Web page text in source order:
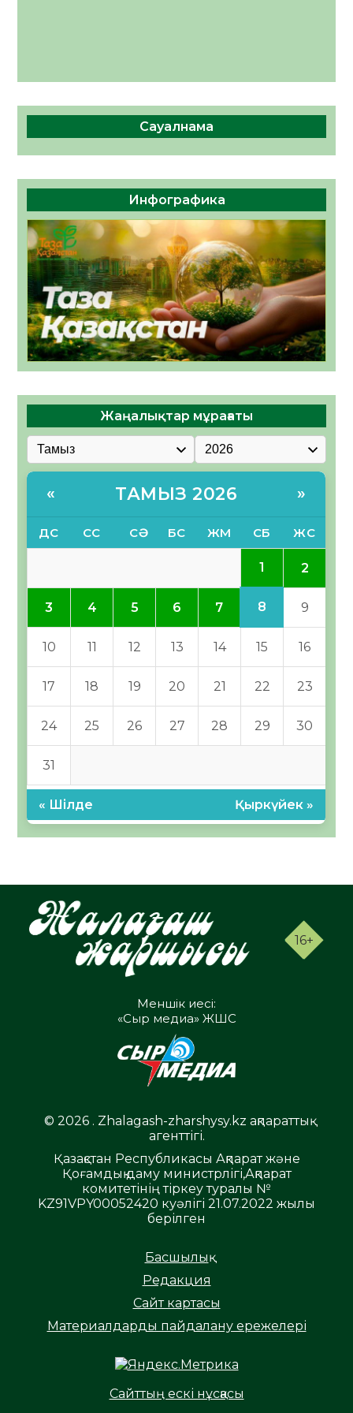
Сауалнама
Инфографика
Жаңалықтар мұрағаты
« ТАМЫЗ 2026 »
ДС СС СӘ БС ЖМ СБ ЖС
1 2
3 4 5 6 7 8 9
10 11 12 13 14 15 16
17 18 19 20 21 22 23
24 25 26 27 28 29 30
31
« Шілде Қыркүйек »
16+
Меншік иесі:
«Сыр медиа» ЖШС
© 2026 . Zhalagash-zharshysy.kz ақпараттық
агенттігі.
Қазақстан Республикасы Ақпарат және
Қоғамдық даму министрлігі,Ақпарат
комитетінің тіркеу туралы №
KZ91VPY00052420 куәлігі 21.07.2022 жылы
берілген
Басшылық
Редакция
Сайт картасы
Материалдарды пайдалану ережелері
Сайттың ескі нұсқасы